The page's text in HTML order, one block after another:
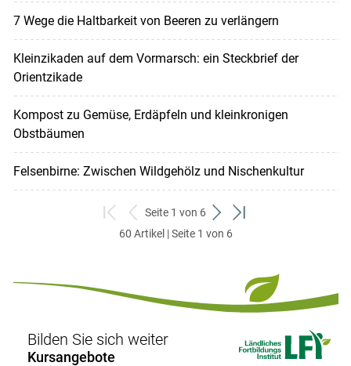
7 Wege die Haltbarkeit von Beeren zu verlängern
Kleinzikaden auf dem Vormarsch: ein Steckbrief der
Orientzikade
Kompost zu Gemüse, Erdäpfeln und kleinkronigen
Obstbäumen
Felsenbirne: Zwischen Wildgehölz und Nischenkultur
zum
ersten
zurück
zum
Seite 1 von 6
weiter
zum
zum
60 Artikel | Seite 1 von 6
Bilden Sie sich weiter
Kursangebote